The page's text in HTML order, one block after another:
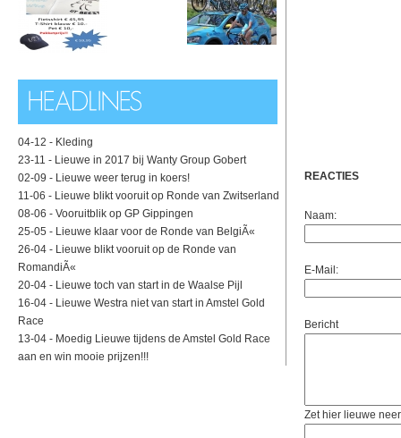
04-12 - Kleding
23-11 - Lieuwe in 2017 bij Wanty Group Gobert
02-09 - Lieuwe weer terug in koers!
11-06 - Lieuwe blikt vooruit op Ronde van Zwitserland
08-06 - Vooruitblik op GP Gippingen
25-05 - Lieuwe klaar voor de Ronde van BelgiÃ«
26-04 - Lieuwe blikt vooruit op de Ronde van
RomandiÃ«
20-04 - Lieuwe toch van start in de Waalse Pijl
16-04 - Lieuwe Westra niet van start in Amstel Gold
Race
13-04 - Moedig Lieuwe tijdens de Amstel Gold Race
aan en win mooie prijzen!!!
REACTIES
Naam:
E-Mail:
Bericht
Zet hier lieuwe